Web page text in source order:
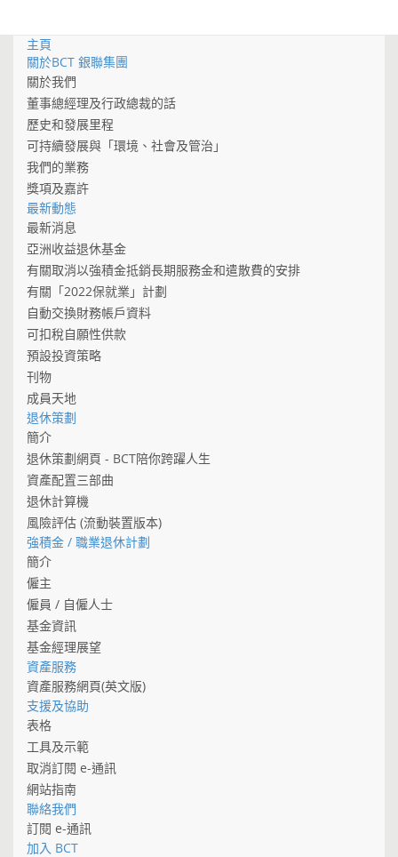
主頁
關於BCT 銀聯集團
關於我們
董事總經理及行政總裁的話
歷史和發展里程
可持續發展與「環境、社會及管治」
我們的業務
獎項及嘉許
最新動態
最新消息
亞洲收益退休基金
有關取消以強積金抵銷長期服務金和遣散費的安排
有關「2022保就業」計劃
自動交換財務帳戶資料
可扣稅自願性供款
預設投資策略
刊物
成員天地
退休策劃
簡介
退休策劃網頁 - BCT陪你跨躍人生
資產配置三部曲
退休計算機
風險評估 (流動裝置版本)
強積金 / 職業退休計劃
簡介
僱主
僱員 / 自僱人士
基金資訊
基金經理展望
資產服務
資產服務網頁(英文版)
支援及協助
表格
工具及示範
取消訂閱 e-通訊
網站指南
聯絡我們
訂閱 e-通訊
加入 BCT